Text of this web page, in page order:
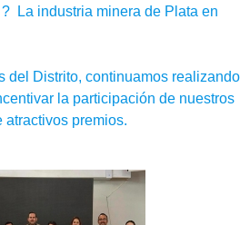
La industria minera de Plata en
del Distrito, continuamos realizando
la participación de nuestros
atractivos premios.